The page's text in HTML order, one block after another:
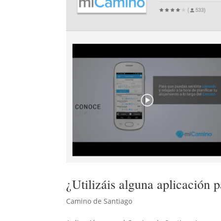
¿Utilizáis alguna aplicación
Camino de Santiago